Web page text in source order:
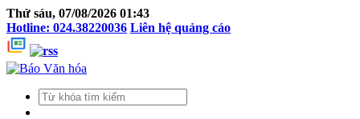
Thứ sáu, 07/08/2026 01:43
Hotline: 024.38220036 Liên hệ quảng cáo